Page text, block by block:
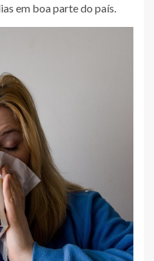
em boa parte do país.